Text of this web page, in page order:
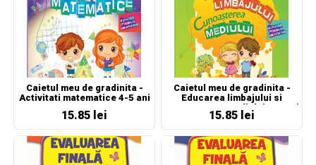
Caietul meu de gradinita -
Activitati matematice 4-5 ani
15.85 lei
Caietul meu de gradinita -
Educarea limbajului si
cunoasterea mediului 3-4 ani
15.85 lei